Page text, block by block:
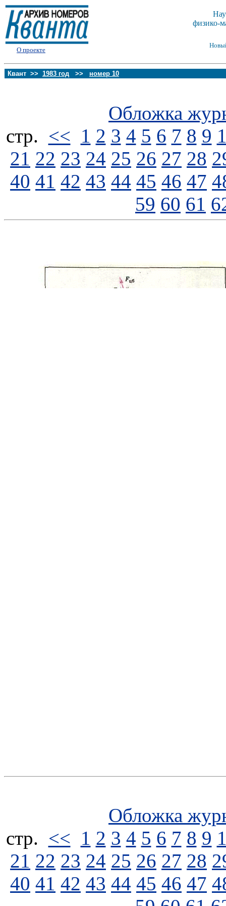
О проекте
физико-
Квант >> 1983 год >> номер 10
Обложка
стp. << 1 2 3 4 5 6 7 8 9
21 22 23 24 25 26 27 28
40 41 42 43 44 45 46 47
59 60 61
Обложка
стp. << 1 2 3 4 5 6 7 8 9
21 22 23 24 25 26 27 28
40 41 42 43 44 45 46 47